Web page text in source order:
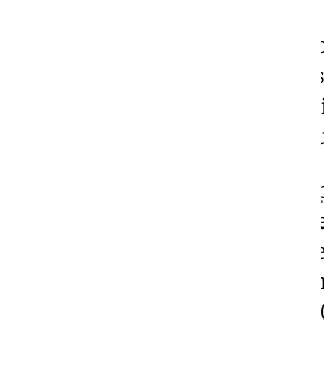
La Agencia Estatal de
febrero, Día de Andalucía, el
de Málaga, mientras que en
nivel amarillo. Se avecina
Según la web de la Aemet, en
amarillo por tormenta se
término de la jornada de este
esta zona, se espera alcanzar
litros por metro cuadrado y de
probable en la mitad